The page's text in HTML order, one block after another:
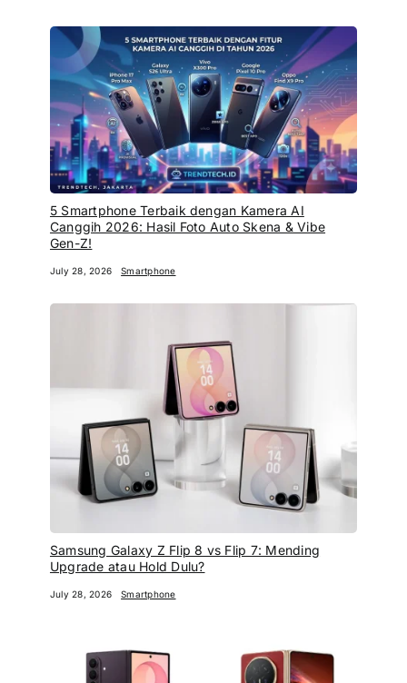
5 Smartphone Terbaik dengan Kamera AI
Canggih 2026: Hasil Foto Auto Skena & Vibe
Gen-Z!
July 28, 2026 Smartphone
Samsung Galaxy Z Flip 8 vs Flip 7: Mending
Upgrade atau Hold Dulu?
July 28, 2026 Smartphone